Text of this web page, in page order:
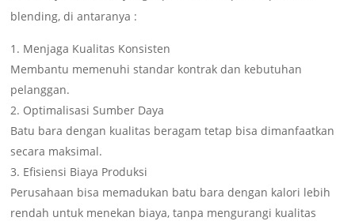
blending, di antaranya :
Menjaga Kualitas Konsisten
Membantu memenuhi standar kontrak dan kebutuhan
pelanggan.
Optimalisasi Sumber Daya
Batu bara dengan kualitas beragam tetap bisa dimanfaatkan
secara maksimal.
Efisiensi Biaya Produksi
Perusahaan bisa memadukan batu bara dengan kalori lebih
rendah untuk menekan biaya, tanpa mengurangi kualitas